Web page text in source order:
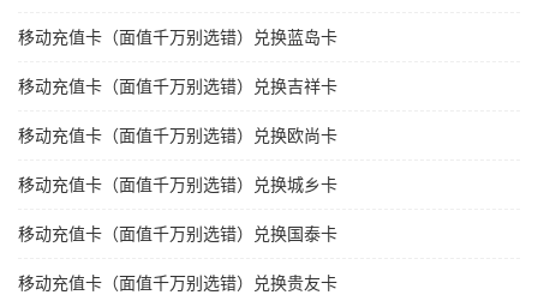
移动充值卡（面值千万别选错）兑换蓝岛卡
移动充值卡（面值千万别选错）兑换吉祥卡
移动充值卡（面值千万别选错）兑换欧尚卡
移动充值卡（面值千万别选错）兑换城乡卡
移动充值卡（面值千万别选错）兑换国泰卡
移动充值卡（面值千万别选错）兑换贵友卡